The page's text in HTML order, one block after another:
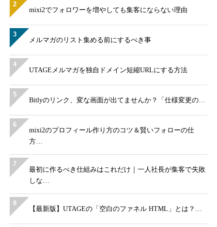
2
mixi2でフォロワーを増やしても集客にならない理由
3
メルマガのリスト集める前にするべき事
4
UTAGEメルマガを独自ドメイン短縮URLにする方法
5
Bitlyのリンク、変な画面が出てませんか？「仕様変更の…
6
mixi2のプロフィール作り方のコツ＆賢いフォローの仕
方…
7
最初に作るべき仕組みはこれだけ｜一人社長が集客で失敗
しな…
8
【最新版】UTAGEの「空白のファネル HTML」とは？…